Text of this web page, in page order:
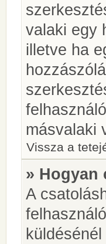
valaki egy
illetve ha
másvalaki
Vissza a
» Hogyan
A